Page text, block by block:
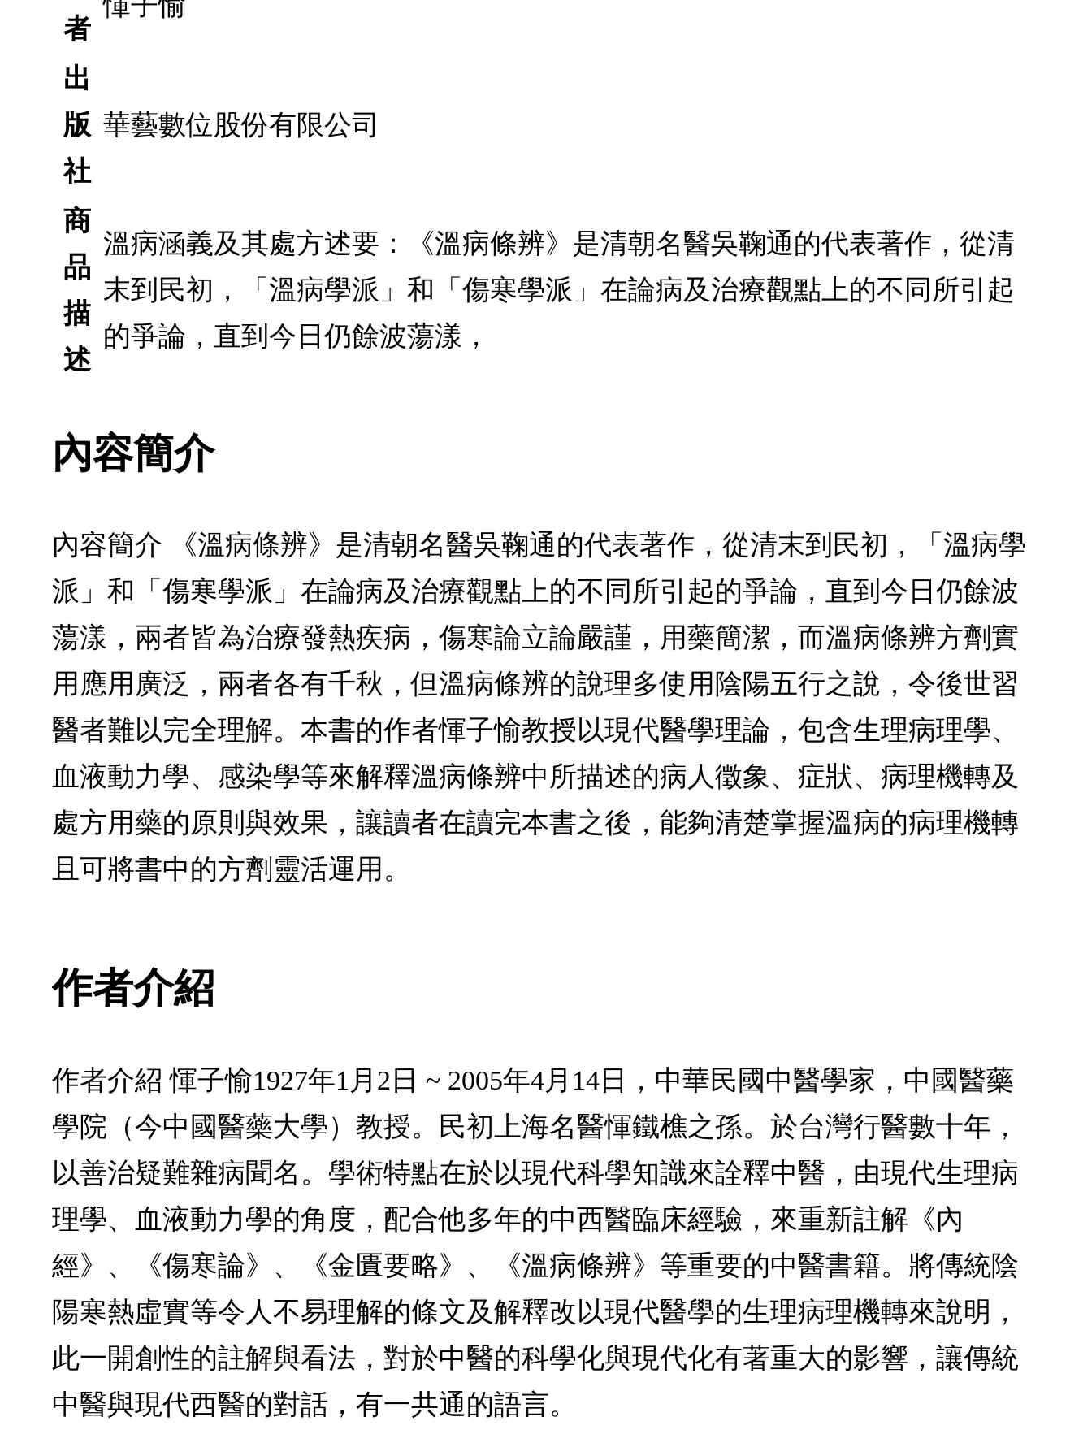
者
出
版
社
華藝數位股份有限公司
商
品
描
述
溫病涵義及其處方述要：《溫病條辨》是清朝名醫吳鞠通的代表著作，從清
末到民初，「溫病學派」和「傷寒學派」在論病及治療觀點上的不同所引起
的爭論，直到今日仍餘波蕩漾，
內容簡介
內容簡介 《溫病條辨》是清朝名醫吳鞠通的代表著作，從清末到民初，「溫病學
派」和「傷寒學派」在論病及治療觀點上的不同所引起的爭論，直到今日仍餘波
蕩漾，兩者皆為治療發熱疾病，傷寒論立論嚴謹，用藥簡潔，而溫病條辨方劑實
用應用廣泛，兩者各有千秋，但溫病條辨的說理多使用陰陽五行之說，令後世習
醫者難以完全理解。本書的作者惲子愉教授以現代醫學理論，包含生理病理學、
血液動力學、感染學等來解釋溫病條辨中所描述的病人徵象、症狀、病理機轉及
處方用藥的原則與效果，讓讀者在讀完本書之後，能夠清楚掌握溫病的病理機轉
且可將書中的方劑靈活運用。
作者介紹
作者介紹 惲子愉1927年1月2日 ~ 2005年4月14日，中華民國中醫學家，中國醫藥
學院（今中國醫藥大學）教授。民初上海名醫惲鐵樵之孫。於台灣行醫數十年，
以善治疑難雜病聞名。學術特點在於以現代科學知識來詮釋中醫，由現代生理病
理學、血液動力學的角度，配合他多年的中西醫臨床經驗，來重新註解《內
經》、《傷寒論》、《金匱要略》、《溫病條辨》等重要的中醫書籍。將傳統陰
陽寒熱虛實等令人不易理解的條文及解釋改以現代醫學的生理病理機轉來說明，
此一開創性的註解與看法，對於中醫的科學化與現代化有著重大的影響，讓傳統
中醫與現代西醫的對話，有一共通的語言。